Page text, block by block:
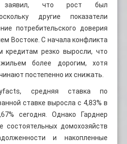
заявил, что рост был
другие показатели
потребительского доверия
Востоке. С начала конфликта
кредитам резко выросли, что
более дорогим, хотя
постепенно их снижать.
средняя ставка по
ставке выросла с 4,83% в
сегодня. Однако Гарднер
состоятельных домохозяйств
и накопленные